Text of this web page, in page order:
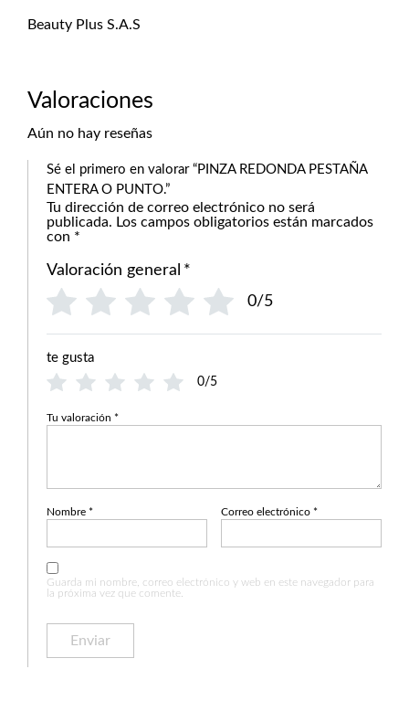
Beauty Plus S.A.S
Valoraciones
Aún no hay reseñas
Sé el primero en valorar “PINZA REDONDA PESTAÑA
ENTERA O PUNTO.”
Tu dirección de correo electrónico no será
publicada. Los campos obligatorios están marcados
con *
Valoración general *
0/5
te gusta
0/5
Tu valoración *
Nombre * Correo electrónico *
Guarda mi nombre, correo electrónico y web en este navegador para
la próxima vez que comente.